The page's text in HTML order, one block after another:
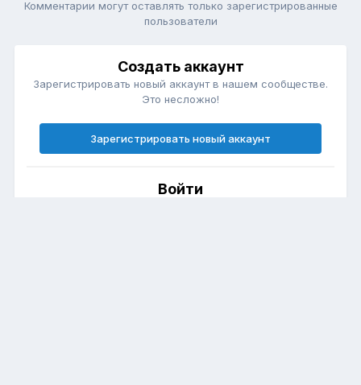
Комментарии могут оставлять только зарегистрированные
пользователи
Создать аккаунт
Зарегистрировать новый аккаунт в нашем сообществе.
Это несложно!
Зарегистрировать новый аккаунт
Войти